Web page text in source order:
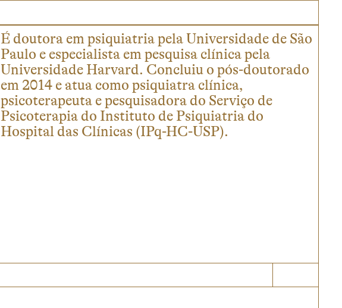
É doutora em psiquiatria pela Universidade de São
Paulo e especialista em pesquisa clínica pela
Universidade Harvard. Concluiu o pós-doutorado
em 2014 e atua como psiquiatra clínica,
psicoterapeuta e pesquisadora do Serviço de
Psicoterapia do Instituto de Psiquiatria do
Hospital das Clínicas (IPq-HC-USP).